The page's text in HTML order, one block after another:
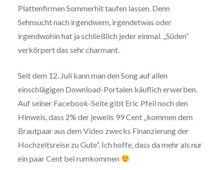
Plattenfirmen Sommerhit taufen lassen. Denn
Sehnsucht nach irgendwem, irgendetwas oder
irgendwohin hat ja schließlich jeder einmal. „Süden“
verkörpert das sehr charmant.
Seit dem 12. Juli kann man den Song auf allen
einschlägigen Download-Portalen käuflich erwerben.
Auf seiner Facebook-Seite gibt Eric Pfeil noch den
Hinweis, dass 2% der jeweils 99 Cent „kommen dem
Brautpaar aus dem Video zwecks Finanzierung der
Hochzeitsreise zu Gute“. Ich hoffe, dass da mehr als nur
ein paar Cent bei rumkommen